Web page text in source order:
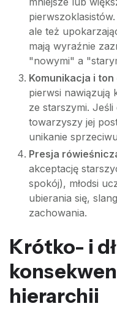
ale też
mają wyraźnie
"nowymi" a
Komunikacja i ton
pierwsi
ze starszymi.
towarzyszy jej
unikanie
Presja
akceptację
spokój), młodsi
ubierania się,
zachowania.
Krótko- i
hierarchii